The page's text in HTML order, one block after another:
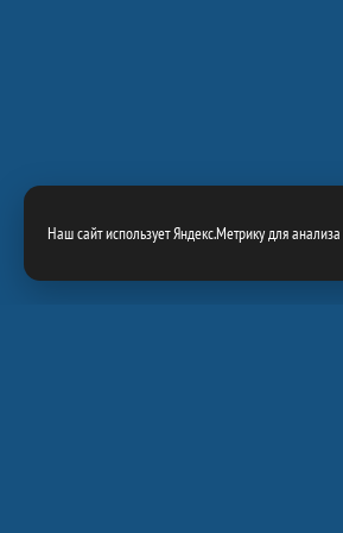
Наш сайт использует Яндекс.Метрику для